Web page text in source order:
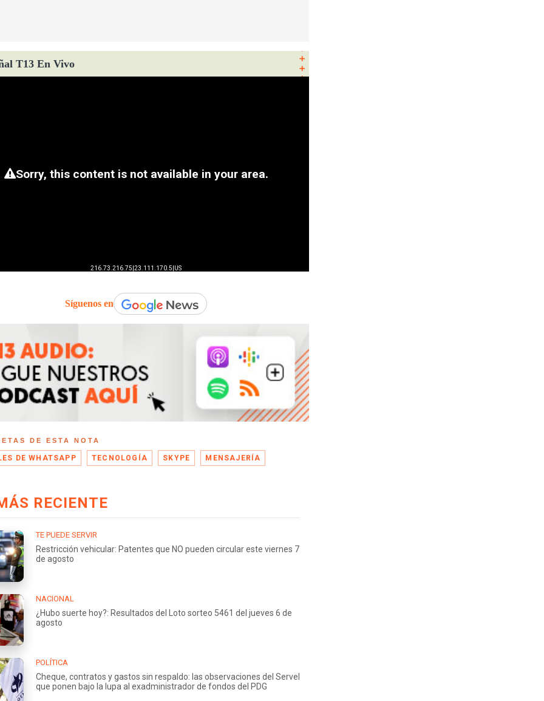
T13 En Vivo
Síguenos en
DE ESTA NOTA
DE WHATSAPP TECNOLOGÍA SKYPE MENSAJERÍA
RECIENTE
TE PUEDE SERVIR
Restricción vehicular: Patentes que NO pueden circular este viernes 7
de agosto
NACIONAL
¿Hubo suerte hoy?: Resultados del Loto sorteo 5461 del jueves 6 de
agosto
POLÍTICA
Cheque, contratos y gastos sin respaldo: las observaciones del Servel
que ponen bajo la lupa al exadministrador de fondos del PDG